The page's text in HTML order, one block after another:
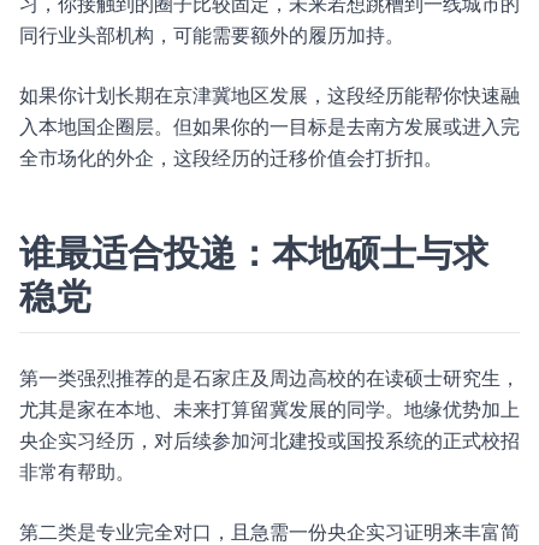
同行业头部机构，可能需要额外的履历加持。
如果你计划长期在京津冀地区发展，这段经历能帮你快速融
入本地国企圈层。但如果你的一目标是去南方发展或进入完
全市场化的外企，这段经历的迁移价值会打折扣。
谁最适合投递：本地硕士与求
稳党
第一类强烈推荐的是石家庄及周边高校的在读硕士研究生，
尤其是家在本地、未来打算留冀发展的同学。地缘优势加上
央企实习经历，对后续参加河北建投或国投系统的正式校招
非常有帮助。
第二类是专业完全对口，且急需一份央企实习证明来丰富简